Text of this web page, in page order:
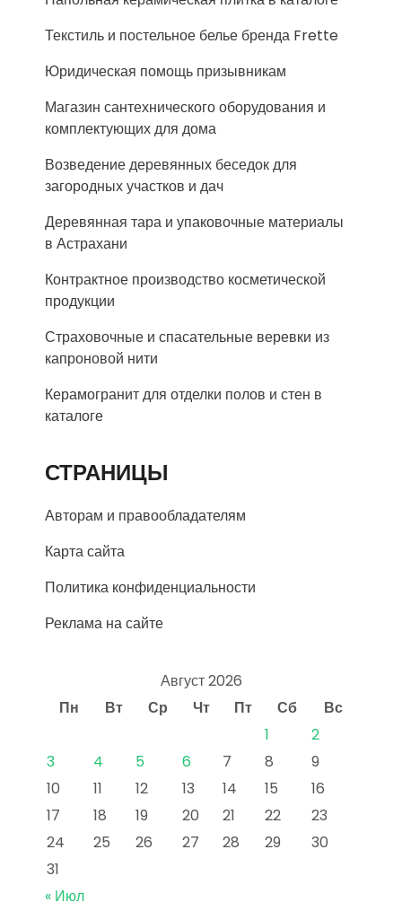
Текстиль и постельное белье бренда Frette
Юридическая помощь призывникам
Магазин сантехнического оборудования и
комплектующих для дома
Возведение деревянных беседок для
загородных участков и дач
Деревянная тара и упаковочные материалы
в Астрахани
Контрактное производство косметической
продукции
Страховочные и спасательные веревки из
капроновой нити
Керамогранит для отделки полов и стен в
каталоге
СТРАНИЦЫ
Авторам и правообладателям
Карта сайта
Политика конфиденциальности
Реклама на сайте
Август 2026
Пн
Вт Ср Чт Пт Сб
Вс
1
2
3
4 5 6 7 8
9
10
11 12 13 14 15
16
17
18 19 20 21 22
23
24
25 26 27 28 29
30
31
« Июл